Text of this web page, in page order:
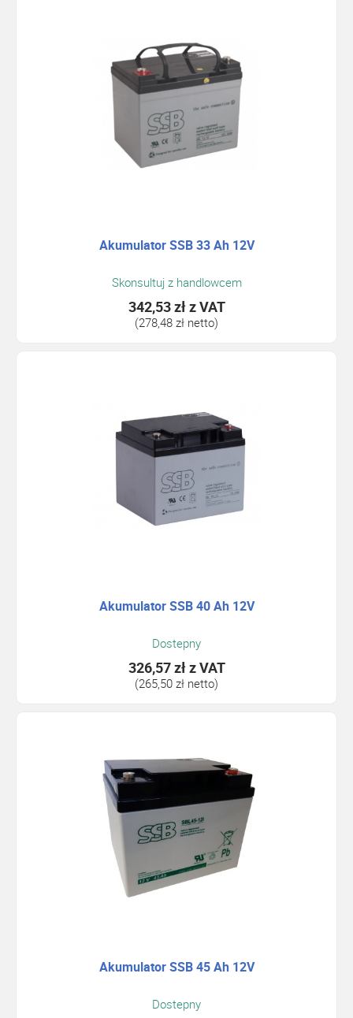
Akumulator SSB 33 Ah 12V
Skonsultuj z handlowcem
342,53 złz VAT
(278,48 zł netto)
Akumulator SSB 40 Ah 12V
Dostepny
326,57 złz VAT
(265,50 zł netto)
Akumulator SSB 45 Ah 12V
Dostepny